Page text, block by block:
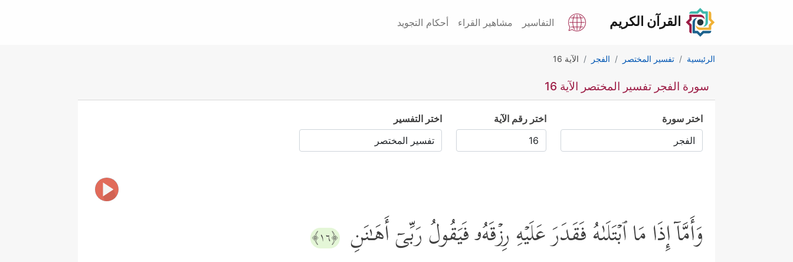
القرآن الكريم التفاسير مشاهير القراء أحكام التجويد
الرئيسية تفسير المختصر الفجر الآية 16
سورة الفجر تفسير المختصر الآية 16
اختر سورة اختر رقم الآية اختر التفسير
وَأَمَّاۤ إِذَا مَا ٱبۡتَلَىٰهُ فَقَدَرَ عَلَیۡهِ رِزۡقَهُۥ فَیَقُولُ رَبِّیۤ أَهَـٰنَنِ ﴿١٦﴾